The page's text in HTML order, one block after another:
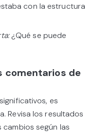
con la estructura
¿Qué se puede
comentarios de
es
Revisa los resultados
según las